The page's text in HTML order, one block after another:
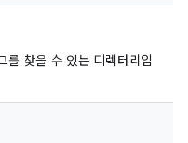
찾을 수 있는 디렉터리입